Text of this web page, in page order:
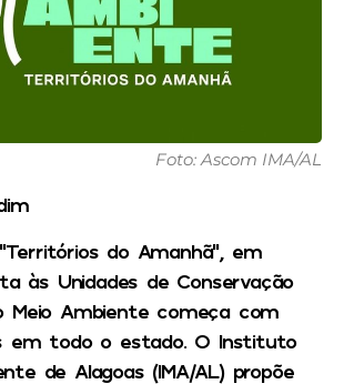
Foto: Ascom IMA/AL
do Amanhã”, em
às Unidades de Conservação
Meio Ambiente começa com
em todo o estado. O Instituto
de Alagoas (IMA/AL) propõe